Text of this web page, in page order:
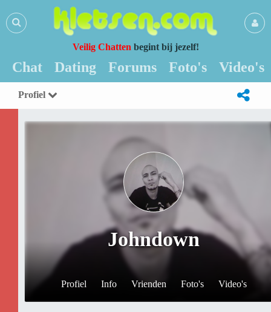
Veilig Chatten begint bij jezelf!
Chat Dating Forums Foto's Video's
Profiel
Johndown
Profiel Info Vrienden Foto's Video's